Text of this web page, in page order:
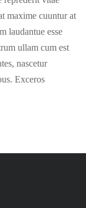
maxime cuuntur at
laudantue esse
ullam cum est
nascetur
Exceros